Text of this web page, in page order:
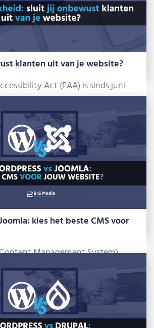
klanten uit van je website?
Act (EAA) is sinds juni
klinkt misschien […]
Lees meer »
kies het beste CMS voor
Management System)
website, zonder dat je […]
Lees meer »